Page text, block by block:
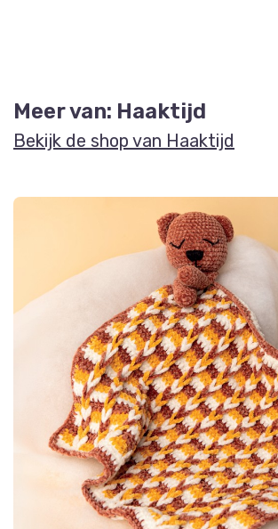
Meer van: Haaktijd
Bekijk de shop van Haaktijd